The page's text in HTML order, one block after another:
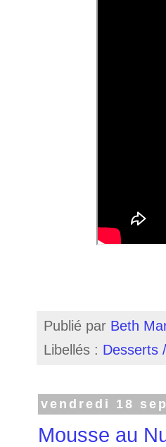
Publié par Beth
Libellés : Desserts
vendredi 18
Mousse au